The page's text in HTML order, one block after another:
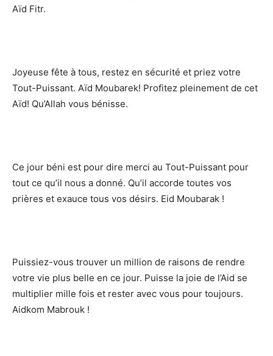
Aïd Fitr.
Joyeuse fête à tous, restez en sécurité et priez votre
Tout-Puissant. Aïd Moubarek! Profitez pleinement de cet
Aïd! Qu’Allah vous bénisse.
Ce jour béni est pour dire merci au Tout-Puissant pour
tout ce qu’il nous a donné. Qu’il accorde toutes vos
prières et exauce tous vos désirs. Eid Moubarak !
Puissiez-vous trouver un million de raisons de rendre
votre vie plus belle en ce jour. Puisse la joie de l’Aid se
multiplier mille fois et rester avec vous pour toujours.
Aidkom Mabrouk !